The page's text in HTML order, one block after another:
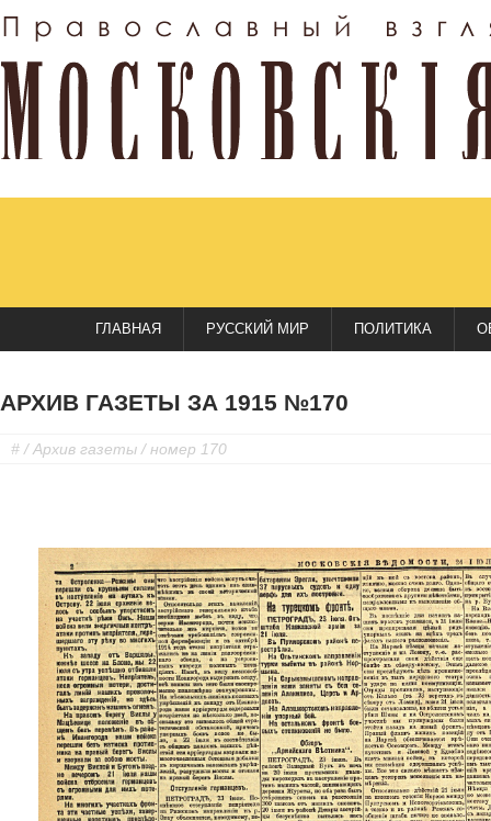
ГЛАВНАЯ РУССКИЙ МИР ПОЛИТИКА
АРХИВ ГАЗЕТЫ ЗА 1915 №170
# /Архив газеты / номер 170